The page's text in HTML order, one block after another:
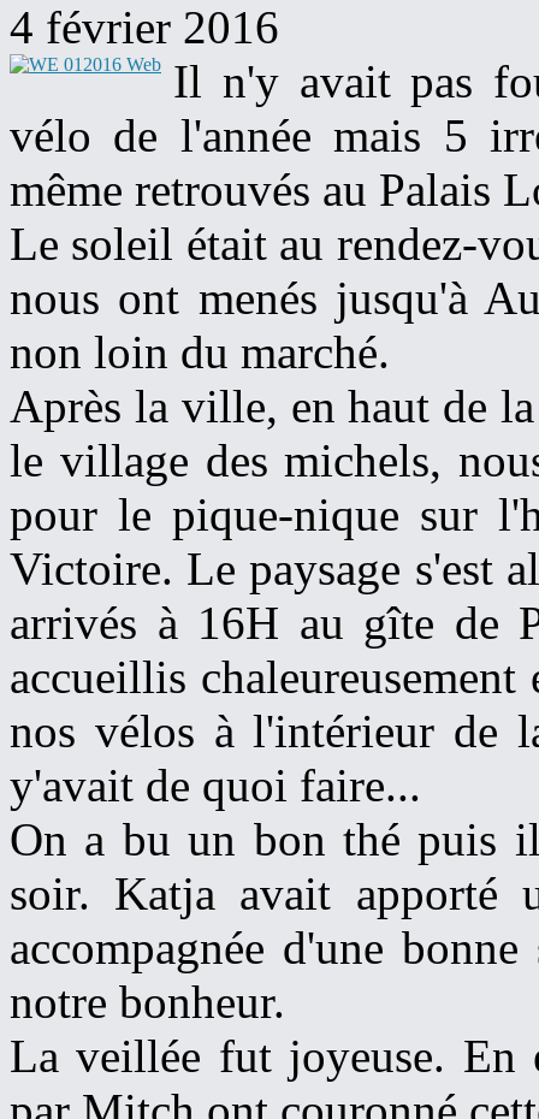
4 février 2016
Il n'y avait pas
vélo de l'année mais 5
même retrouvés au Palais
Le soleil était au rendez-
nous ont menés jusqu'à
non loin du marché.
Après la ville, en haut de
le village des michels,
pour le pique-nique sur
Victoire. Le paysage s'est
arrivés à 16H au gîte de
accueillis
nos vélos à l'intérieur de
y'avait de quoi faire...
On a bu un bon thé puis
soir. Katja avait apporté
accompagnée d'une
notre bonheur.
La veillée fut joyeuse. En